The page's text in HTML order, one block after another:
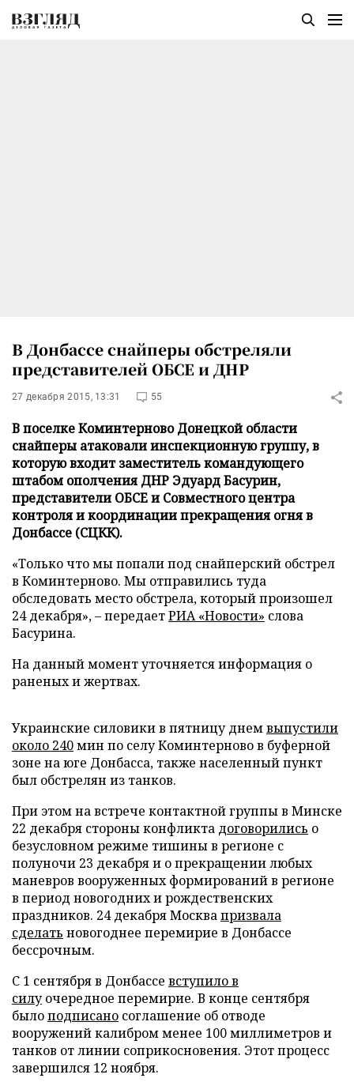
В Донбассе снайперы обстреляли
представителей ОБСЕ и ДНР
27 декабря 2015, 13:31 55
В поселке Коминтерново Донецкой области
снайперы атаковали инспекционную группу, в
которую входит заместитель командующего
штабом ополчения ДНР Эдуард Басурин,
представители ОБСЕ и Совместного центра
контроля и координации прекращения огня в
Донбассе (СЦКК).
«Только что мы попали под снайперский обстрел
в Коминтерново. Мы отправились туда
обследовать место обстрела, который произошел
24 декабря», – передаетРИА «Новости» слова
Басурина.
На данный момент уточняется информация о
раненых и жертвах.
Украинские силовики в пятницу днемвыпустили
около 240мин по селу Коминтерново в буферной
зоне на юге Донбасса, также населенный пункт
был обстрелян из танков.
При этом на встрече контактной группы в Минске
22 декабря стороны конфликта договорились о
безусловном режиме тишины в регионе с
полуночи 23 декабря и о прекращении любых
маневров вооруженных формирований в регионе
в период новогодних и рождественских
праздников. 24 декабря Москвапризвала
сделать новогоднее перемирие в Донбассе
бессрочным.
С 1 сентября в Донбассе вступило в
силуочередное перемирие. В конце сентября
былоподписано соглашение об отводе
вооружений калибром менее 100 миллиметров и
танков от линии соприкосновения. Этот процесс
завершился 12 ноября.